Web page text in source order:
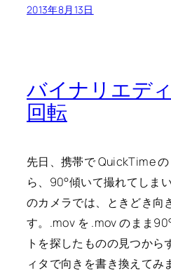
2013年8月13日
バイナリエデ
回転
先日、携帯で QuickTime
ら、90°傾いて撮れてしま
のカメラでは、ときどき向
す。.mov を .mov のまま
トを探したものの見つか
ィタで向きを書き換えてみ